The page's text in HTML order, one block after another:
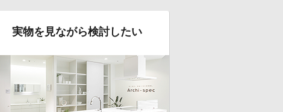
実物を見ながら検討したい